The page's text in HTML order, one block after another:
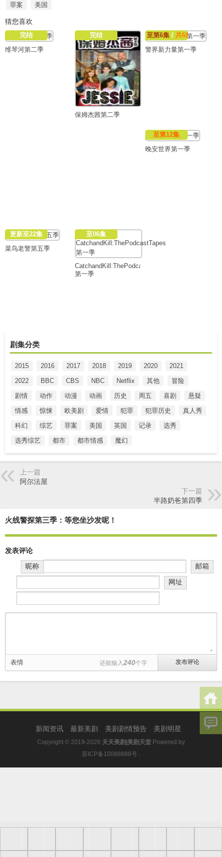
罪案
美国
猜您喜欢
完结
维琴河第二季
完结
保姆杰茜第二季
至第6集/ 共6集
警界新力量第一季
至第12集
晚安世界第一季
更新至22集
菜鸟老警第五季
至06集
CatchandKill:ThePodcastTapes
第一季
剧集分类
2015 2016 2017 2018 2019 2020
2021
2022
BBC CBS NBC Netflix 其他
冒险
剧情
动作 动漫 动画 历史 周五 喜剧
悬疑
情感
惊悚 欧美剧 爱情 犯罪 犯罪历史
真人秀
科幻
综艺 罪案 美国 英国 记录
选秀
选秀综艺
都市 都市情感 魔幻
上一篇
阿尔法屋
下一篇
半路奶爸第四季
火线警探第三季：等您坐沙发呢！
发表评论
昵称
邮箱
网址
表情 还能输入240个字
新闻资讯 最新美剧 美剧剧情预告 美剧明星
Copyright © 2019-2026 天天美剧|美剧天堂 Powered by
苏ICP备10088888号 .